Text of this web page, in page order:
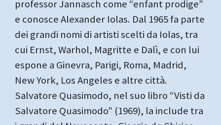
professor Jannasch come “enfant prodige”
e conosce Alexander Iolas. Dal 1965 fa parte
dei grandi nomi di artisti scelti da Iolas, tra
cui Ernst, Warhol, Magritte e Dalì, e con lui
espone a Ginevra, Parigi, Roma, Madrid,
New York, Los Angeles e altre città.
Salvatore Quasimodo, nel suo libro “Visti da
Salvatore Quasimodo” (1969), la include tra